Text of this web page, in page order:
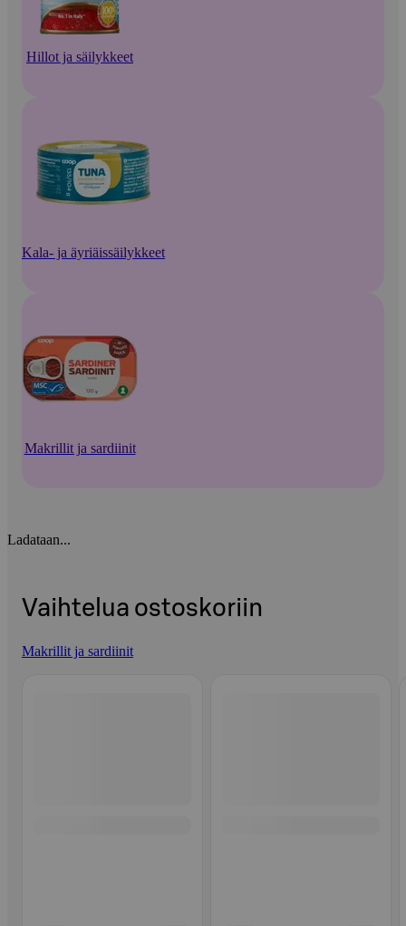
Hillot ja säilykkeet
Kala- ja äyriäissäilykkeet
Makrillit ja sardiinit
Ladataan...
Vaihtelua ostoskoriin
Makrillit ja sardiinit